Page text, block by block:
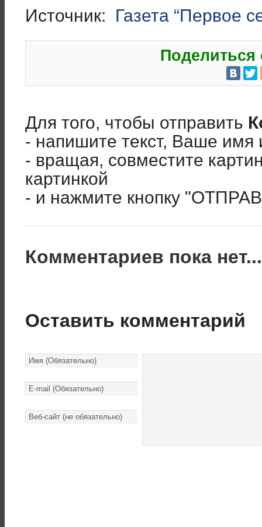
Источник: Газета “Первое
Поделиться
Для того, чтобы отправить
- напишите текст, Ваше имя
- вращая, совместите
картинкой
- и нажмите кнопку
Комментариев пока
Оставить комментарий